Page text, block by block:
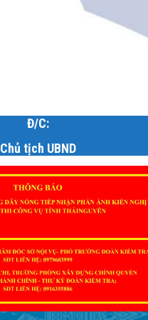
Đ/C:
Chủ tịch UBND